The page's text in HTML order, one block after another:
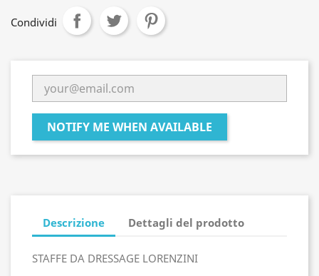
Condividi
NOTIFY ME WHEN AVAILABLE
Descrizione Dettagli del prodotto
STAFFE DA DRESSAGE LORENZINI